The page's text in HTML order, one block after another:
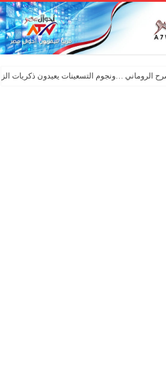
…ونجوم التسعينات يعيدون ذكريات